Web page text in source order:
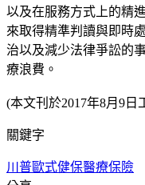
以及在服務方式上的精
來取得精準判讀與即時
治以及減少法律爭訟的
療浪費。
(本文刊於2017年8月9日
關鍵字
川普歐式健保醫療保險